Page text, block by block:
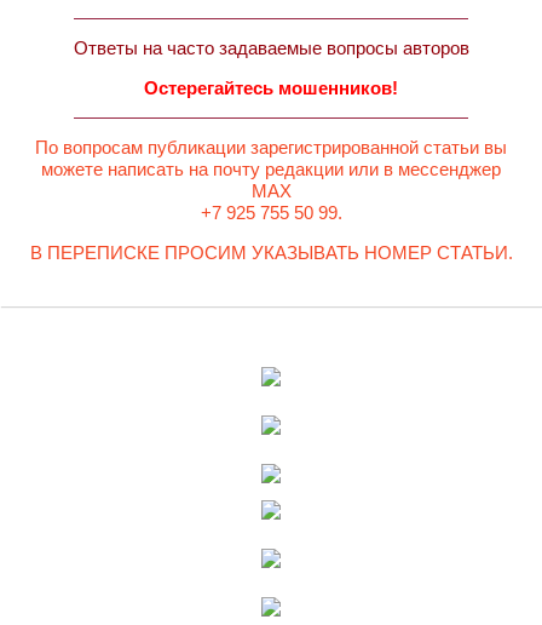
Ответы на часто задаваемые вопросы авторов
Остерегайтесь мошенников!
По вопросам публикации зарегистрированной статьи вы
можете написать на почту редакции или в мессенджер
MAX
+7 925 755 50 99.
В ПЕРЕПИСКЕ ПРОСИМ УКАЗЫВАТЬ НОМЕР СТАТЬИ.